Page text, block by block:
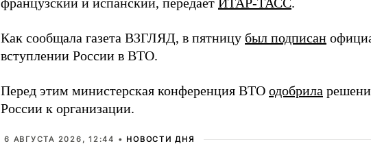
Как сообщала газета ВЗГЛЯД, в пятницу был подписан
вступлении России в ВТО.
Перед этим министерская конференция ВТО одобрила
России к организации.
6 АВГУСТА 2026, 12:44 • НОВОСТИ ДНЯ